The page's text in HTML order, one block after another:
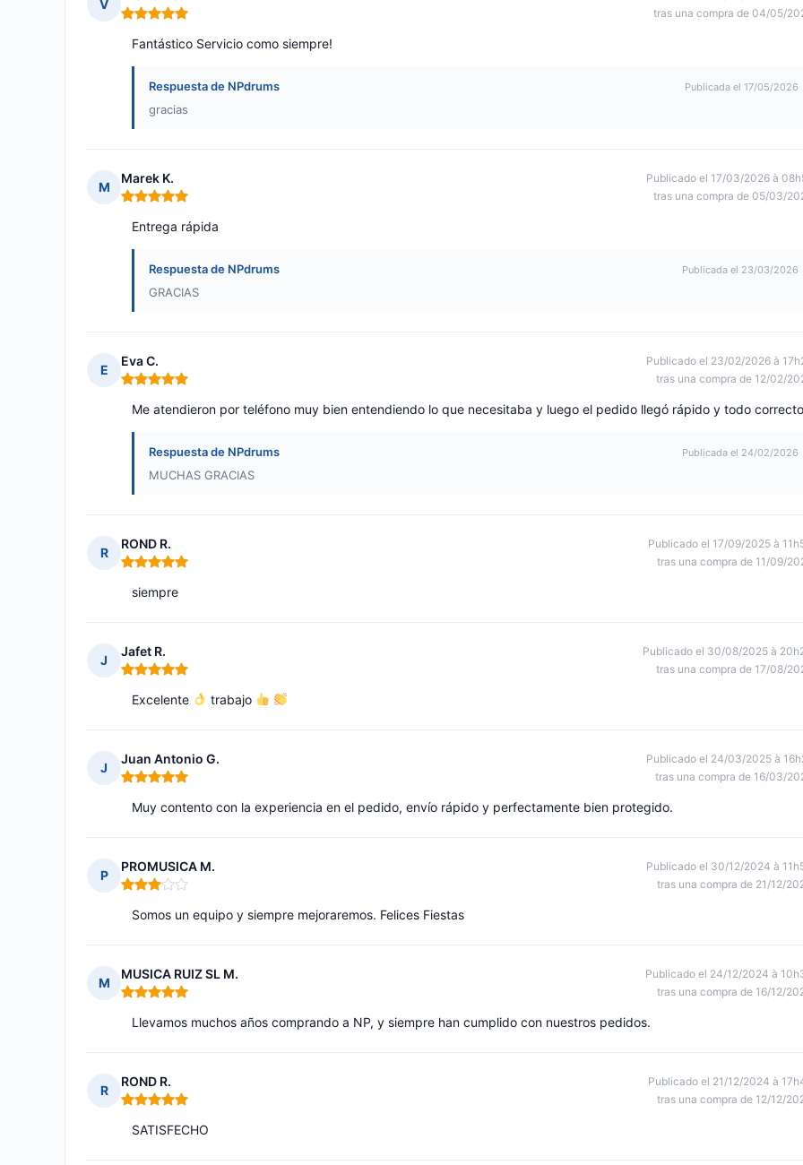
V
Nota: 5 de 5
tras una compra de 04/05/
Fantástico Servicio como siempre!
Respuesta de NPdrums Publicada el 17/05/2026
gracias
M
Marek K.
Nota: 5 de 5
Publicado el 17/03/2026 à
tras una compra de 05/03/
Entrega rápida
Respuesta de NPdrums Publicada el 23/03/2026
GRACIAS
E
Eva C.
Nota: 5 de 5
Publicado el 23/02/2026 à
tras una compra de 12/02/
Me atendieron por teléfono muy bien entendiendo lo que necesitaba y luego el pedido llegó rápido y todo
Respuesta de NPdrums Publicada el 24/02/2026
MUCHAS GRACIAS
R
ROND R.
Nota: 5 de 5
Publicado el 17/09/2025 à
tras una compra de 11/09/
siempre
J
Jafet R.
Nota: 5 de 5
Publicado el 30/08/2025 à
tras una compra de 17/08/
Excelente trabajo
J
Juan Antonio G.
Nota: 5 de 5
Publicado el 24/03/2025 à
tras una compra de 16/03/
Muy contento con la experiencia en el pedido, envío rápido y perfectamente bien protegido.
P
PROMUSICA M.
Nota: 3 de 5
Publicado el 30/12/2024 à
tras una compra de 21/12/
Somos un equipo y siempre mejoraremos. Felices Fiestas
M
MUSICA RUIZ SL M.
Nota: 5 de 5
Publicado el 24/12/2024 à
tras una compra de 16/12/
Llevamos muchos años comprando a NP, y siempre han cumplido con nuestros pedidos.
R
ROND R.
Nota: 5 de 5
Publicado el 21/12/2024 à
tras una compra de 12/12/
SATISFECHO